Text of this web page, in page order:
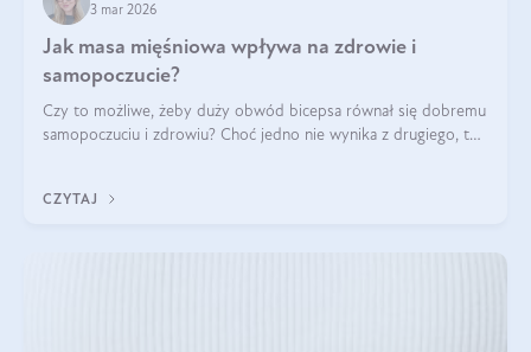
3 mar 2026
Jak masa mięśniowa wpływa na zdrowie i
samopoczucie?
Czy to możliwe, żeby duży obwód bicepsa równał się dobremu
samopoczuciu i zdrowiu? Choć jedno nie wynika z drugiego, to
wyjaśnimy.
CZYTAJ